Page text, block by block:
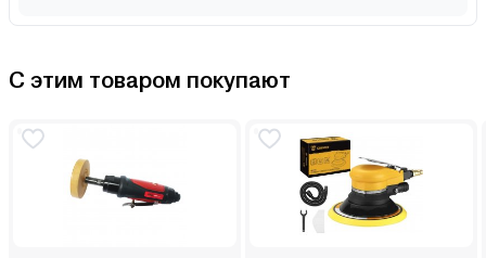
С этим товаром покупают